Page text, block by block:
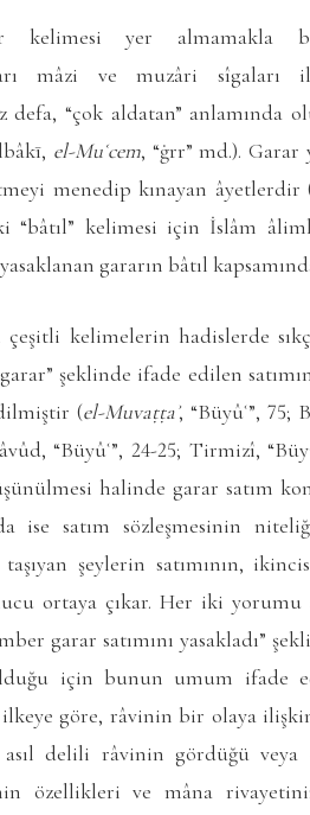
kelimesi yer almamakla
mâzi ve muzâri sîgaları
defa, “çok aldatan” anlamında
el-Muʿcem, “ġrr” md.). Garar
menedip kınayan âyetlerdir
“bâtıl” kelimesi için İslâm
gararın bâtıl
kelimelerin hadislerde
garar” şeklinde ifade edilen
(el-Muvaṭṭaʾ, “Büyûʿ”, 75;
“Büyûʿ”, 24-25; Tirmizî,
halinde garar satım
ise satım sözleşmesinin
şeylerin satımının,
ortaya çıkar. Her iki
garar satımını yasakladı”
için bunun umum ifade
göre, râvinin bir olaya
asıl delili râvinin gördüğü
özellikleri ve mâna